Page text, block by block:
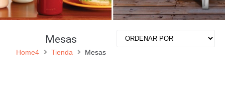
Mesas
Home4 Tienda Mesas